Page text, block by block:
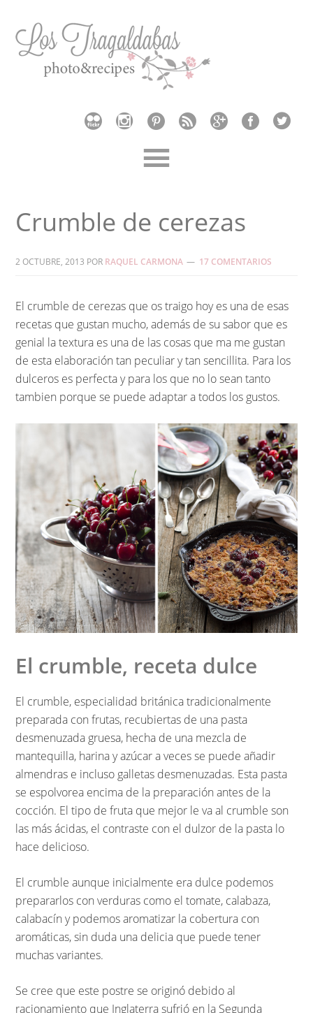
Crumble de cerezas
2 OCTUBRE, 2013 POR RAQUEL CARMONA 17 COMENTARIOS
El crumble de cerezas que os traigo hoy es una de esas
recetas que gustan mucho, además de su sabor que es
genial la textura es una de las cosas que ma me gustan
de esta elaboración tan peculiar y tan sencillita. Para los
dulceros es perfecta y para los que no lo sean tanto
tambien porque se puede adaptar a todos los gustos.
El crumble, receta dulce
El crumble, especialidad británica tradicionalmente
preparada con frutas, recubiertas de una pasta
desmenuzada gruesa, hecha de una mezcla de
mantequilla, harina y azúcar a veces se puede añadir
almendras e incluso galletas desmenuzadas. Esta pasta
se espolvorea encima de la preparación antes de la
cocción. El tipo de fruta que mejor le va al crumble son
las más ácidas, el contraste con el dulzor de la pasta lo
hace delicioso.
El crumble aunque inicialmente era dulce podemos
prepararlos con verduras como el tomate, calabaza,
calabacín y podemos aromatizar la cobertura con
aromáticas, sin duda una delicia que puede tener
muchas variantes.
Se cree que este postre se originó debido al
racionamiento que Inglaterra sufrió en la Segunda